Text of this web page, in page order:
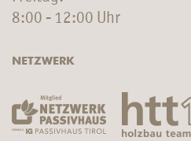
8:00 - 12:00 Uhr
NETZWERK